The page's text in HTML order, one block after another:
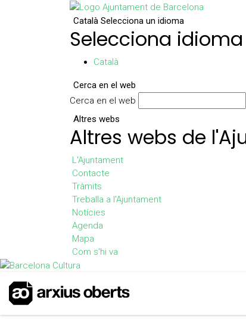
Català Selecciona un idioma
Selecciona idioma
Català
Cerca en el web
Cerca en el web
Altres webs
Altres webs de
L'Ajuntament
Contacte
Tràmits
Treballa a l'Ajuntament
Notícies
Agenda
Mapa
Com s'hi va